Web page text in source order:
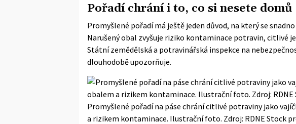
Pořadí chrání i to, co si nesete domů
Promyšlené pořadí má ještě jeden důvod, na který se
Narušený obal zvyšuje riziko kontaminace potravin, citlivé
Státní zemědělská a potravinářská inspekce na
dlouhodobě upozorňuje.
Promyšlené pořadí na páse chrání citlivé potraviny jako
a rizikem kontaminace. Ilustrační foto. Zdroj: RDNE Stock